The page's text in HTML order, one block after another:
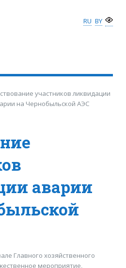
RU BY
участников ликвидации
на Чернобыльской АЭС
аварии
Главного хозяйственного
мероприятие,